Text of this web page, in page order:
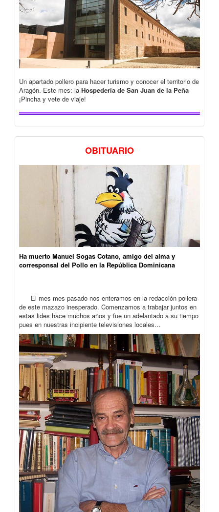
Un apartado pollero para hacer turismo y conocer el territorio de
Aragón. Este mes: la Hospedería de San Juan de la Peña
¡Pincha y vete de viaje!
OBITUARIO
Ha muerto Manuel Sogas Cotano, amigo del alma y
corresponsal del Pollo en la República Dominicana
El mes mes pasado nos enteramos en la redacción pollera
de este mazazo inesperado. Comenzamos a trabajar juntos en
estas lides hace muchos años y fue un adelantado a su tiempo
pues en nuestras incipiente televisiones locales…